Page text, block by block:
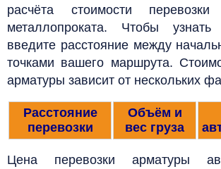
расчёта стоимости
металлопроката. Чтобы узнать
введите расстояние между
точками вашего маршрута.
арматуры зависит от нескольких
Расстояние
перевозки
Объём и
вес груза
Цена перевозки арматуры